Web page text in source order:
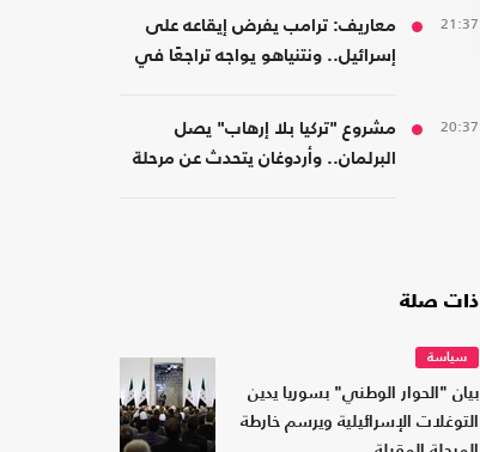
21:37
معاريف: ترامب يفرض إيقاعه على
إسرائيل.. ونتنياهو يواجه تراجعًا في
20:37
مشروع "تركيا بلا إرهاب" يصل
البرلمان.. وأردوغان يتحدث عن مرحلة
ذات صلة
سياسة
بيان "الحوار الوطني" بسوريا يدين
التوغلات الإسرائيلية ويرسم خارطة